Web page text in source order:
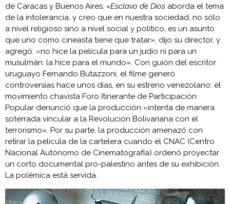
de Caracas y Buenos Aires. «Esclavo de Dios aborda el tema
de la intolerancia, y creo que en nuestra sociedad, no sólo
a nivel religioso sino a nivel social y político, es un asunto
que uno como cineasta tiene que tratar», dijo su director, y
agregó: «no hice la película para un judío ni para un
musulmán: la hice para el mundo». Con guión del escritor
uruguayo Fernando Butazzoni, el filme generó
controversias hace unos días, en su estreno venezolano: el
movimiento chavista Foro Itinerante de Participación
Popular denunció que la producción «intenta de manera
soterrada vincular a la Revolución Bolivariana con el
terrorismo». Por su parte, la producción amenazó con
retirar la película de la cartelera cuando el CNAC (Centro
Nacional Autónomo de Cinematografía) ordenó proyectar
un corto documental pro-palestino antes de su exhibición.
La polémica está servida.